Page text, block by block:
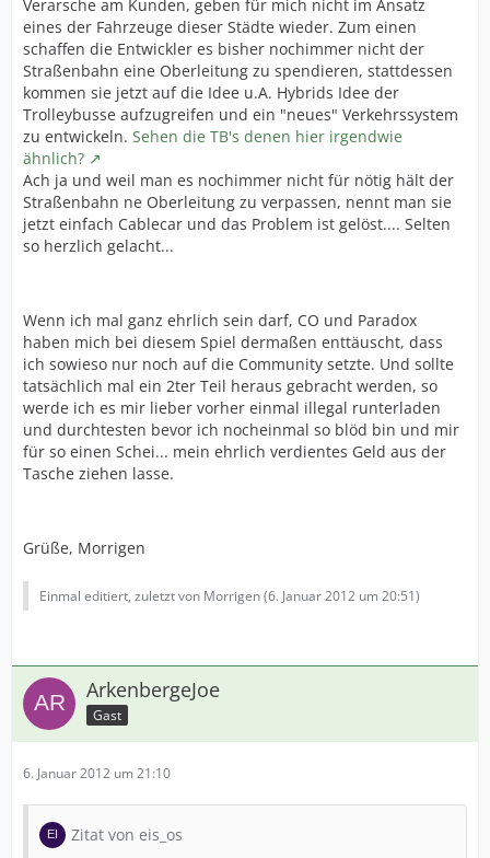
Verarsche am Kunden, geben für mich nicht im Ansatz
eines der Fahrzeuge dieser Städte wieder. Zum einen
schaffen die Entwickler es bisher nochimmer nicht der
Straßenbahn eine Oberleitung zu spendieren, stattdessen
kommen sie jetzt auf die Idee u.A. Hybrids Idee der
Trolleybusse aufzugreifen und ein "neues" Verkehrssystem
zu entwickeln. Sehen die TB's denen hier irgendwie
ähnlich?
Ach ja und weil man es nochimmer nicht für nötig hält der
Straßenbahn ne Oberleitung zu verpassen, nennt man sie
jetzt einfach Cablecar und das Problem ist gelöst.... Selten
so herzlich gelacht...
Wenn ich mal ganz ehrlich sein darf, CO und Paradox
haben mich bei diesem Spiel dermaßen enttäuscht, dass
ich sowieso nur noch auf die Community setzte. Und sollte
tatsächlich mal ein 2ter Teil heraus gebracht werden, so
werde ich es mir lieber vorher einmal illegal runterladen
und durchtesten bevor ich nocheinmal so blöd bin und mir
für so einen Schei... mein ehrlich verdientes Geld aus der
Tasche ziehen lasse.
Grüße, Morrigen
Einmal editiert, zuletzt von Morrigen (6. Januar 2012 um 20:51)
ArkenbergeJoe
Gast
6. Januar 2012 um 21:10
Zitat von eis_os